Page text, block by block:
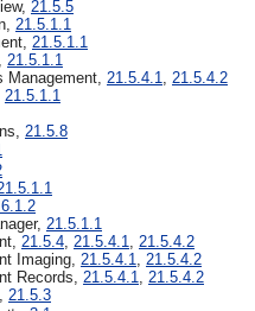
21.5.5
21.5.1.1
21.5.1.1
21.5.1.1
Management, 21.5.4.1, 21.5.4.2
21.5.1.1
21.5.8
21.5.1.1
21.5.4, 21.5.4.1, 21.5.4.2
Imaging, 21.5.4.1, 21.5.4.2
Records, 21.5.4.1, 21.5.4.2
21.5.3